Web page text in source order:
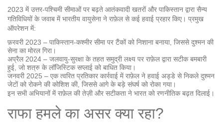
2023 में उत्तर‑पश्चिमी सीमाओं पर बढ़ते आतंकवादी खतरों और पाकिस्तान द्वारा सैन्य
गतिविधियों के जवाब में भारतीय वायुसेना ने राफ़ेल से कई हवाई प्रहार किए। प्रमुख
ऑपरेशन में:
फ़रवरी 2023 – पाकिस्तान‑कश्मीर सीमा पर टैंकों को निशाना बनाया, जिससे दुश्मन की
सेना का मोरल गिरा।
अप्रैल 2024 – जलवायु‑सुरक्षा के तहत समुद्री लक्ष्य पर राफ़ेल द्वारा सटीक बमबारी
हुई, जो शत्रु के लॉजिस्टिक सप्लाई को बाधित किया।
जनवरी 2025 – एक त्वरित प्रतिकार कार्रवाई में राफ़ेल ने हवाई अड्डे से निकले दुश्मन
जेटों को रोकने की कोशिश की, जिससे आगे के बड़े संघर्ष को रोका गया।
इन सभी अभियानों में राफ़ेल की तेज़ी और सटीकता ने भारत को रणनीतिक बढ़त दिलाई।
राफा हमले का असर क्या रहा?